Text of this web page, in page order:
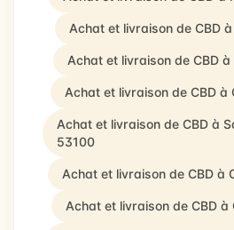
Achat et livraison de CBD
Achat et livraison de CBD
Achat et livraison de CBD
Achat et livraison de CBD à
53100
Achat et livraison de CBD à
Achat et livraison de CBD à